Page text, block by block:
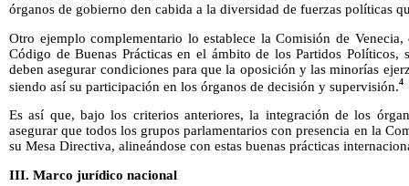
órganos de gobierno den cabida a la diversidad de fuerzas políticas
Otro ejemplo complementario lo establece la Comisión de
Código de Buenas Prácticas en el ámbito de los Partidos Políticos,
deben asegurar condiciones para que la oposición y las minorías
siendo así su participación en los órganos de decisión y supervisión.4
Es así que, bajo los criterios anteriores, la integración de los
asegurar que todos los grupos parlamentarios con presencia en la
su Mesa Directiva, alineándose con estas buenas prácticas
III. Marco jurídico nacional